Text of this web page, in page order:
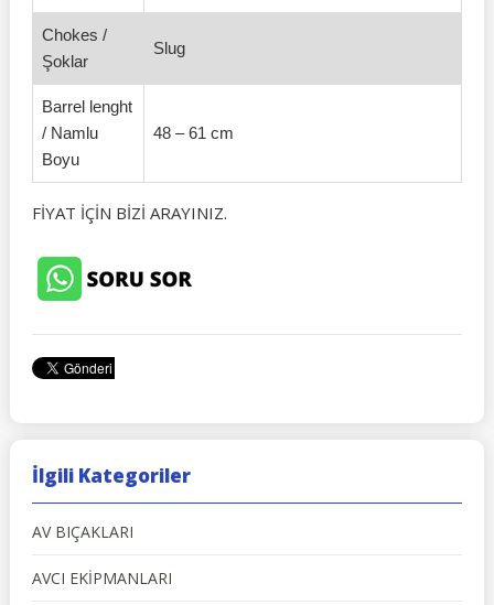
Chokes /
Şoklar
Slug
Barrel lenght
/ Namlu
Boyu
48 – 61 cm
FİYAT İÇİN BİZİ ARAYINIZ.
İlgili Kategoriler
AV BIÇAKLARI
AVCI EKİPMANLARI